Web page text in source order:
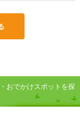
おでかけスポットを探